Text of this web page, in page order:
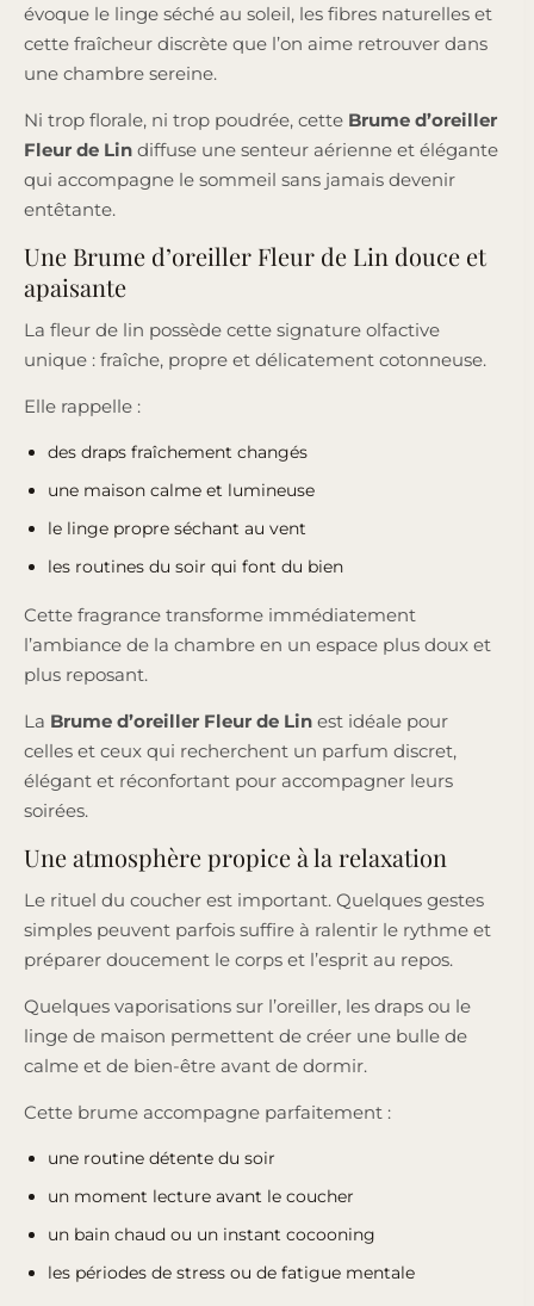
évoque le linge séché au soleil, les fibres naturelles et
cette fraîcheur discrète que l’on aime retrouver dans
une chambre sereine.
Ni trop florale, ni trop poudrée, cette Brume d’oreiller
Fleur de Lin diffuse une senteur aérienne et élégante
qui accompagne le sommeil sans jamais devenir
entêtante.
Une Brume d’oreiller Fleur de Lin douce et
apaisante
La fleur de lin possède cette signature olfactive
unique : fraîche, propre et délicatement cotonneuse.
Elle rappelle :
des draps fraîchement changés
une maison calme et lumineuse
le linge propre séchant au vent
les routines du soir qui font du bien
Cette fragrance transforme immédiatement
l’ambiance de la chambre en un espace plus doux et
plus reposant.
La Brume d’oreiller Fleur de Lin est idéale pour
celles et ceux qui recherchent un parfum discret,
élégant et réconfortant pour accompagner leurs
soirées.
Une atmosphère propice à la relaxation
Le rituel du coucher est important. Quelques gestes
simples peuvent parfois suffire à ralentir le rythme et
préparer doucement le corps et l’esprit au repos.
Quelques vaporisations sur l’oreiller, les draps ou le
linge de maison permettent de créer une bulle de
calme et de bien-être avant de dormir.
Cette brume accompagne parfaitement :
une routine détente du soir
un moment lecture avant le coucher
un bain chaud ou un instant cocooning
les périodes de stress ou de fatigue mentale